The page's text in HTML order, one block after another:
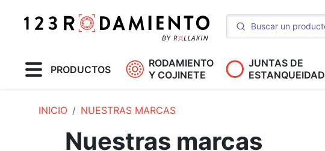
PRODUCTOS
RODAMIENTO
Y COJINETE
JUNTAS DE
ESTANQUEIDAD
INICIO NUESTRAS MARCAS
Nuestras marcas